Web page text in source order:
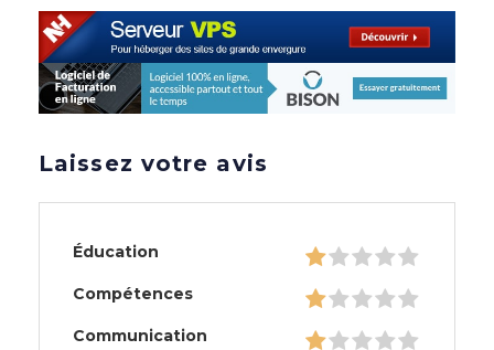
Laissez votre avis
Éducation
Compétences
Communication